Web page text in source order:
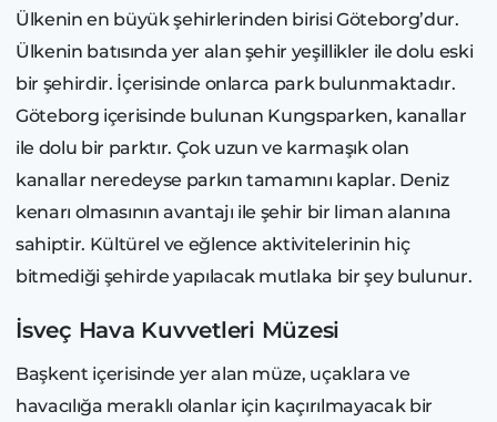
Ülkenin en büyük şehirlerinden birisi Göteborg’dur.
Ülkenin batısında yer alan şehir yeşillikler ile dolu eski
bir şehirdir. İçerisinde onlarca park bulunmaktadır.
Göteborg içerisinde bulunan Kungsparken, kanallar
ile dolu bir parktır. Çok uzun ve karmaşık olan
kanallar neredeyse parkın tamamını kaplar. Deniz
kenarı olmasının avantajı ile şehir bir liman alanına
sahiptir. Kültürel ve eğlence aktivitelerinin hiç
bitmediği şehirde yapılacak mutlaka bir şey bulunur.
İsveç Hava Kuvvetleri Müzesi
Başkent içerisinde yer alan müze, uçaklara ve
havacılığa meraklı olanlar için kaçırılmayacak bir